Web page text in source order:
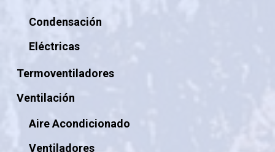
Condensación
Eléctricas
Termoventiladores
Ventilación
Aire Acondicionado
Ventiladores